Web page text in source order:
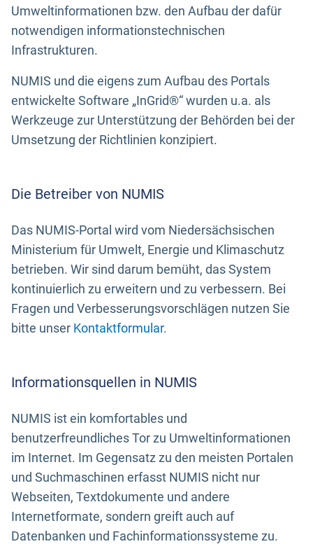
Umweltinformationen bzw. den Aufbau der dafür
notwendigen informationstechnischen
Infrastrukturen.
NUMIS und die eigens zum Aufbau des Portals
entwickelte Software „InGrid®“ wurden u.a. als
Werkzeuge zur Unterstützung der Behörden bei der
Umsetzung der Richtlinien konzipiert.
Die Betreiber von NUMIS
Das NUMIS-Portal wird vom Niedersächsischen
Ministerium für Umwelt, Energie und Klimaschutz
betrieben. Wir sind darum bemüht, das System
kontinuierlich zu erweitern und zu verbessern. Bei
Fragen und Verbesserungsvorschlägen nutzen Sie
bitte unser Kontaktformular.
Informationsquellen in NUMIS
NUMIS ist ein komfortables und
benutzerfreundliches Tor zu Umweltinformationen
im Internet. Im Gegensatz zu den meisten Portalen
und Suchmaschinen erfasst NUMIS nicht nur
Webseiten, Textdokumente und andere
Internetformate, sondern greift auch auf
Datenbanken und Fachinformationssysteme zu.